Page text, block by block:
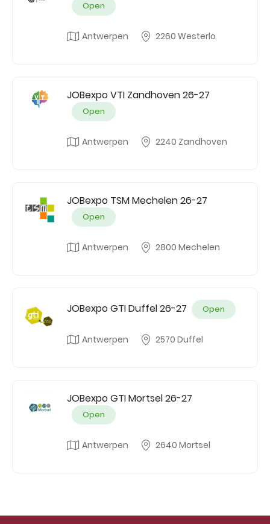
Open
Antwerpen 2260 Westerlo
JOBexpo VTI Zandhoven 26-27
Open
Antwerpen 2240 Zandhoven
JOBexpo TSM Mechelen 26-27
Open
Antwerpen 2800 Mechelen
JOBexpo GTI Duffel 26-27 Open
Antwerpen 2570 Duffel
JOBexpo GTI Mortsel 26-27
Open
Antwerpen 2640 Mortsel